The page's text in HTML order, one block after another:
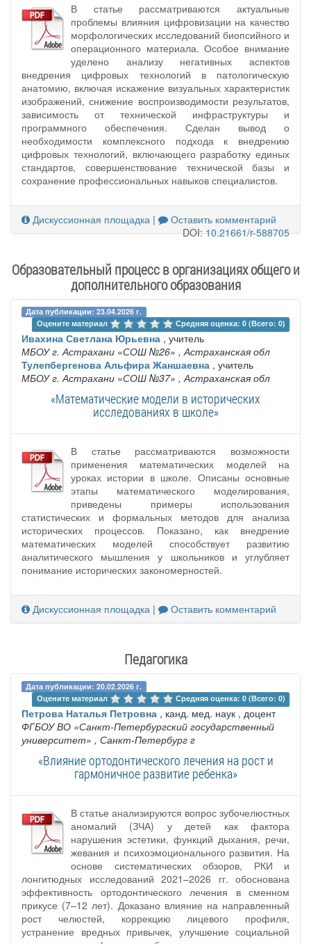
В статье рассматриваются актуальные
проблемы влияния цифровизации на качество
морфологических исследований биопсийного и
операционного материала. Особое внимание
уделено анализу негативных аспектов
внедрения цифровых технологий в патологическую
анатомию, включая искажение визуальных характеристик
изображений, снижение воспроизводимости результатов,
зависимость от технической инфраструктуры и
программного обеспечения. Сделан вывод о
необходимости комплексного подхода к внедрению
цифровых технологий, включающего разработку единых
стандартов, совершенствование технической базы и
сохранение профессиональных навыков специалистов.
Дискуссионная площадка |
Оставить комментарий
DOI:10.21661/r-588705
Образовательный процесс в организациях общего и
дополнительного образования
Дата публикации: 23.04.2026 г.
Оцените материал
Средняя оценка: 0 (Всего: 0)
Ивахина Светлана Юрьевна , учитель
МБОУ г. Астрахани «СОШ №26» , Астраханская обл
Тулепбергенова Альфира Жаншаевна , учитель
МБОУ г. Астрахани «СОШ №37» , Астраханская обл
«Математические модели в исторических
исследованиях в школе»
В статье рассматриваются возможности
применения математических моделей на
уроках истории в школе. Описаны основные
этапы математического моделирования,
приведены примеры использования
статистических и формальных методов для анализа
исторических процессов. Показано, как внедрение
математических моделей способствует развитию
аналитического мышления у школьников и углубляет
понимание исторических закономерностей.
Дискуссионная площадка | Оставить комментарий
Педагогика
Дата публикации: 20.02.2026 г.
Оцените материал
Средняя оценка: 0 (Всего: 0)
Петрова Наталья Петровна , канд. мед. наук , доцент
ФГБОУ ВО «Санкт-Петербургский государственный
университет» , Санкт-Петербург г
«Влияние ортодонтического лечения на рост и
гармоничное развитие ребенка»
В статье анализируются вопрос зубочелюстных
аномалий (ЗЧА) у детей как фактора
нарушения эстетики, функций дыхания, речи,
жевания и психоэмоционального развития. На
основе систематических обзоров, РКИ и
лонгитюдных исследований 2021–2026 гг. обоснована
эффективность ортодонтического лечения в сменном
прикусе (7–12 лет). Доказано влияние на направленный
рост челюстей, коррекцию лицевого профиля,
устранение вредных привычек, улучшение социальной